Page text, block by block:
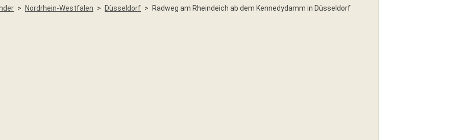
Nordrhein-Westfalen Düsseldorf Radweg am Rheindeich ab dem Kennedydamm in Düsseldorf